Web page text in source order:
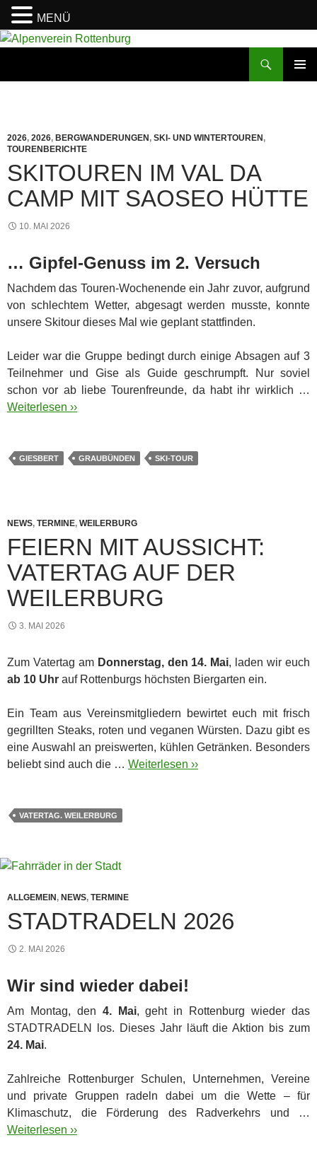
Zum
2026, 2026, BERGWANDERUNGEN, SKI- UND WINTERTOUREN,
TOURENBERICHTE
SKITOUREN IM VAL DA
CAMP MIT SAOSEO HÜTTE
10. MAI 2026
… Gipfel-Genuss im 2. Versuch
Nachdem das Touren-Wochenende ein Jahr zuvor, aufgrund
von schlechtem Wetter, abgesagt werden musste, konnte
unsere Skitour dieses Mal wie geplant stattfinden.
Leider war die Gruppe bedingt durch einige Absagen auf 3
Teilnehmer und Gise als Guide geschrumpft. Nur soviel
schon vor ab liebe Tourenfreunde, da habt ihr wirklich …
Weiterlesen ››
GIESBERT GRAUBÜNDEN SKI-TOUR
NEWS, TERMINE, WEILERBURG
FEIERN MIT AUSSICHT:
VATERTAG AUF DER
WEILERBURG
3. MAI 2026
Zum Vatertag am Donnerstag, den 14. Mai, laden wir euch
ab 10 Uhr auf Rottenburgs höchsten Biergarten ein.
Ein Team aus Vereinsmitgliedern bewirtet euch mit frisch
gegrillten Steaks, roten und veganen Würsten. Dazu gibt es
eine Auswahl an preiswerten, kühlen Getränken. Besonders
beliebt sind auch die … Weiterlesen ››
VATERTAG. WEILERBURG
ALLGEMEIN, NEWS, TERMINE
STADTRADELN 2026
2. MAI 2026
Wir sind wieder dabei!
Am Montag, den 4. Mai, geht in Rottenburg wieder das
STADTRADELN los. Dieses Jahr läuft die Aktion bis zum
24. Mai.
Zahlreiche Rottenburger Schulen, Unternehmen, Vereine
und private Gruppen radeln dabei um die Wette – für
Klimaschutz, die Förderung des Radverkehrs und …
Weiterlesen ››
MENÜ